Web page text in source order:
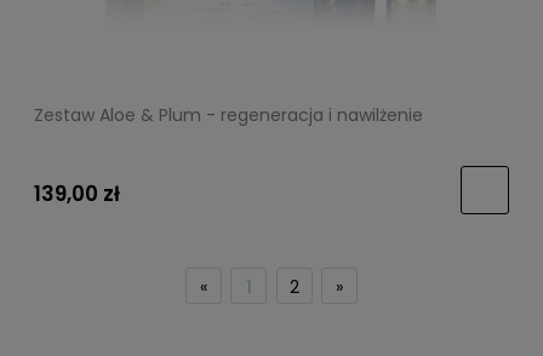
Zestaw Aloe & Plum - regeneracja i nawilżenie
139,00 zł
« 1 2 »